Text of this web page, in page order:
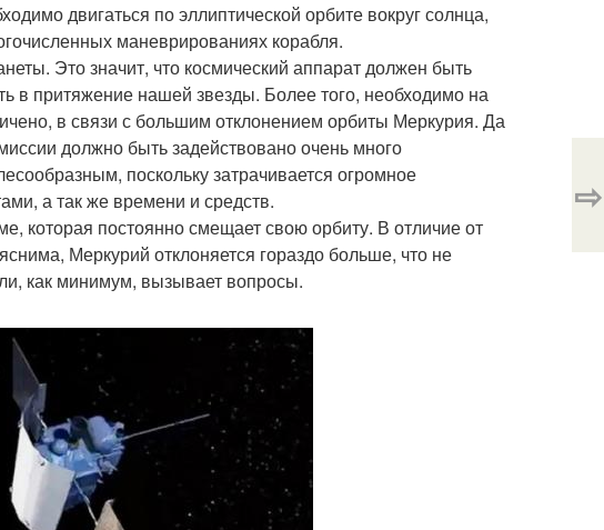
двигаться по эллиптической орбите вокруг солнца,
маневрированиях корабля.
Это значит, что космический аппарат должен быть
в притяжение нашей звезды. Более того, необходимо на
в связи с большим отклонением орбиты Меркурия. Да
должно быть задействовано очень много
поскольку затрачивается огромное
а так же времени и средств.
которая постоянно смещает свою орбиту. В отличие от
Меркурий отклоняется гораздо больше, что не
как минимум, вызывает вопросы.
⇨